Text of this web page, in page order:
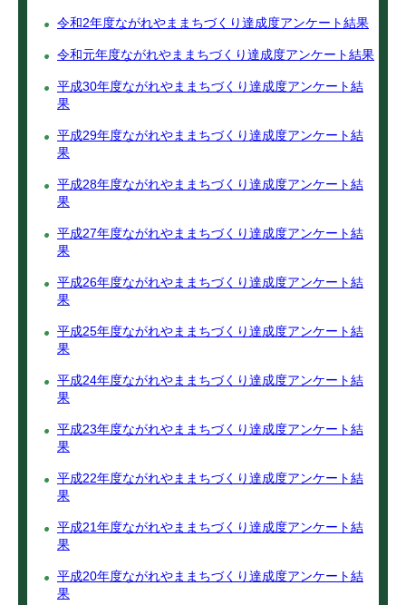
令和2年度ながれやままちづくり達成度アンケート結果
令和元年度ながれやままちづくり達成度アンケート結果
平成30年度ながれやままちづくり達成度アンケート結
果
平成29年度ながれやままちづくり達成度アンケート結
果
平成28年度ながれやままちづくり達成度アンケート結
果
平成27年度ながれやままちづくり達成度アンケート結
果
平成26年度ながれやままちづくり達成度アンケート結
果
平成25年度ながれやままちづくり達成度アンケート結
果
平成24年度ながれやままちづくり達成度アンケート結
果
平成23年度ながれやままちづくり達成度アンケート結
果
平成22年度ながれやままちづくり達成度アンケート結
果
平成21年度ながれやままちづくり達成度アンケート結
果
平成20年度ながれやままちづくり達成度アンケート結
果